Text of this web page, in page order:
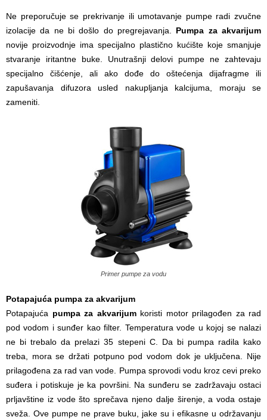
Ne preporučuje se prekrivanje ili umotavanje pumpe radi zvučne
izolacije da ne bi došlo do pregrejavanja. Pumpa za akvarijum
novije proizvodnje ima specijalno plastično kućište koje smanjuje
stvaranje iritantne buke. Unutrašnji delovi pumpe ne zahtevaju
specijalno čišćenje, ali ako dođe do oštećenja dijafragme ili
zapušavanja difuzora usled nakupljanja kalcijuma, moraju se
zameniti.
Primer pumpe za vodu
Potapajuća pumpa za akvarijum
Potapajuća pumpa za akvarijumkoristi motor prilagođen za rad
pod vodom i sunđer kao filter. Temperatura vode u kojoj se nalazi
ne bi trebalo da prelazi 35 stepeni C. Da bi pumpa radila kako
treba, mora se držati potpuno pod vodom dok je uključena. Nije
prilagođena za rad van vode. Pumpa sprovodi vodu kroz cevi preko
suđera i potiskuje je ka površini. Na sunđeru se zadržavaju ostaci
prljavštine iz vode što sprečava njeno dalje širenje, a voda ostaje
sveža. Ove pumpe ne prave buku, jake su i efikasne u održavanju